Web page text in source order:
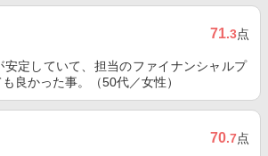
71.3点
安定していて、担当のファイナンシャルプ
良かった事。（50代／女性）
70.7点